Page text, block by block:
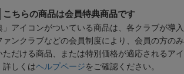
こちらの商品は会員特典商品です
」アイコンがついている商品は、各クラブが導入
ァンクラブなどの会員制度により、会員の方のみ
ただける商品、または特別価格が適応されるアイ
詳しくはヘルプページをご確認ください。